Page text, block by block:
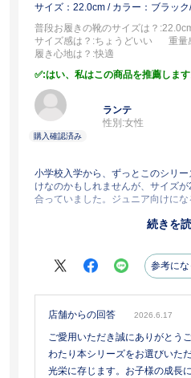
サイズ：22.0cm / カラー：ブラック
普段お履きの靴のサイズは？
サイズ感は？ :ちょうどいい 重量
履き心地は？ :快適
:はい、私はこの商品を推薦します
ランテ
性別:女性
小学校入学から、ずっとこのシリ
けなのかもしれませんが、サイズ
合っていました。ジュニア向けにな
ラベンダーを選んできましたが、
続きを
参考にな
店舗からの回答 2026.6.17
ご愛用いただき誠にありがとう
わたり本シリーズをお選びいた
光栄に存じます。お子様の成長